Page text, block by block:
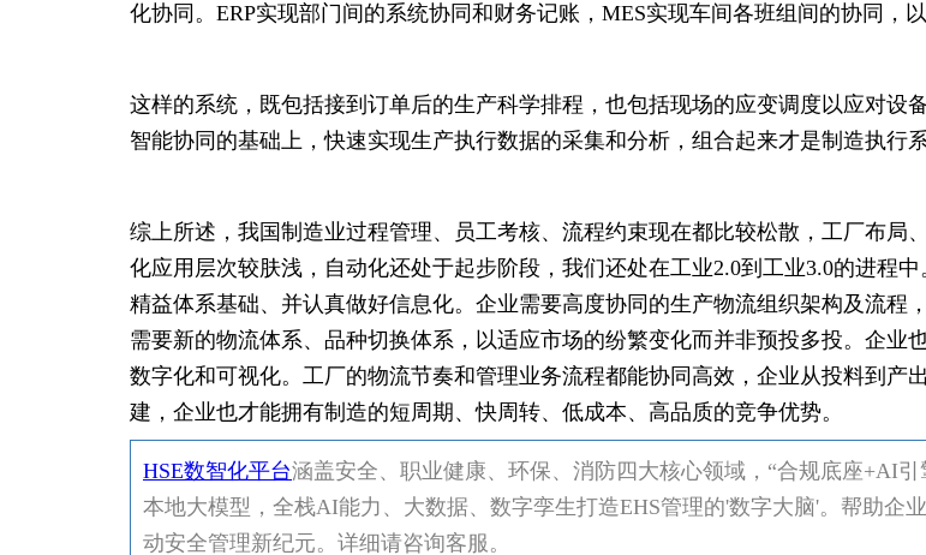
化协同。ERP实现部门间的系统协同和财务记账，MES实现车间各班组间的协同，
这样的系统，既包括接到订单后的生产科学排程，也包括现场的应变调度以应对设
智能协同的基础上，快速实现生产执行数据的采集和分析，组合起来才是制造执行
综上所述，我国制造业过程管理、员工考核、流程约束现在都比较松散，工厂布局
化应用层次较肤浅，自动化还处于起步阶段，我们还处在工业2.0到工业3.0的进程
精益体系基础、并认真做好信息化。企业需要高度协同的生产物流组织架构及流程
需要新的物流体系、品种切换体系，以适应市场的纷繁变化而并非预投多投。企业
数字化和可视化。工厂的物流节奏和管理业务流程都能协同高效，企业从投料到产
建，企业也才能拥有制造的短周期、快周转、低成本、高品质的竞争优势。
HSE数智化平台涵盖安全、职业健康、环保、消防四大核心领域，“合规底座+AI
本地大模型，全栈AI能力、大数据、数字孪生打造EHS管理的'数字大脑'。帮助企
动安全管理新纪元。详细请咨询客服。